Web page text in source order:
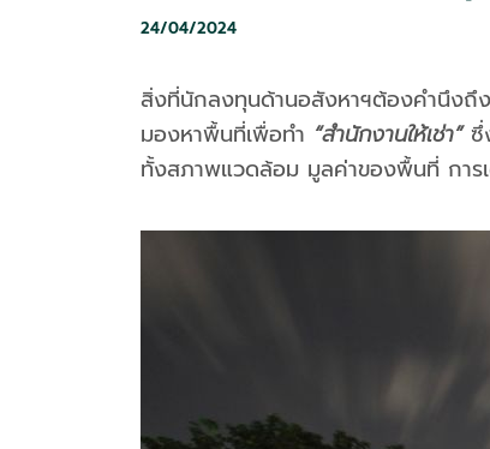
24/04/2024
สิ่งที่นักลงทุนด้านอสังหาฯต้องคำนึงถึ
มองหาพื้นที่เพื่อทำ “สำนักงานให้เช่า”ซึ่
ทั้งสภาพแวดล้อม มูลค่าของพื้นที่ การเ